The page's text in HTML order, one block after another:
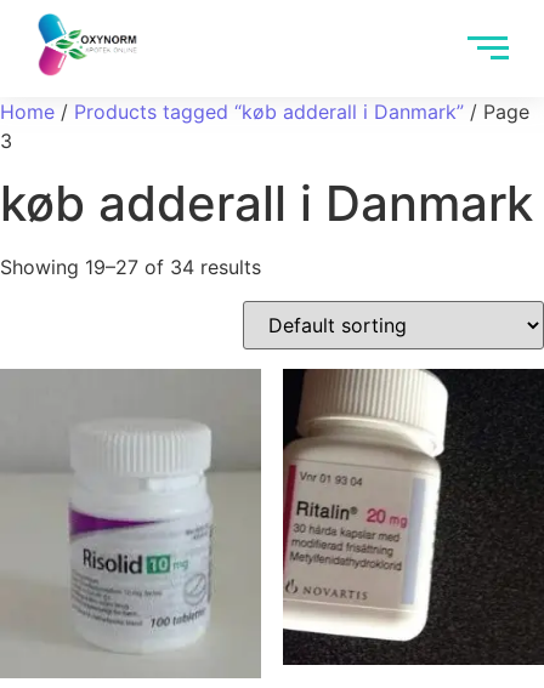
Home / Products tagged “køb adderall i Danmark” / Page
3
køb adderall i Danmark
Showing 19–27 of 34 results